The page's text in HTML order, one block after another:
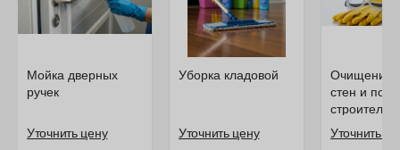
Мойка дверных
ручек
Уточнить цену
Уборка кладовой
Уточнить цену
Очищение
стен и
Уточнить